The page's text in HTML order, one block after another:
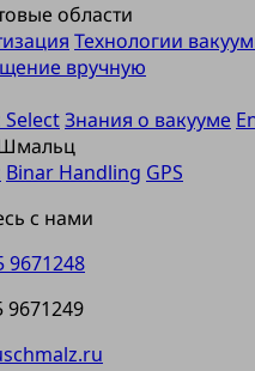
области
Технологии
вручную
SelectЗнания о вакууме
Binar Handling GPS
с нами
9671248
9671249